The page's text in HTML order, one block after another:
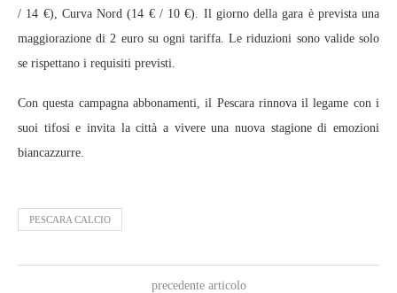
/ 14 €), Curva Nord (14 € / 10 €). Il giorno della gara è prevista una
maggiorazione di 2 euro su ogni tariffa. Le riduzioni sono valide solo
se rispettano i requisiti previsti.
Con questa campagna abbonamenti, il Pescara rinnova il legame con i
suoi tifosi e invita la città a vivere una nuova stagione di emozioni
biancazzurre.
PESCARA CALCIO
precedente articolo